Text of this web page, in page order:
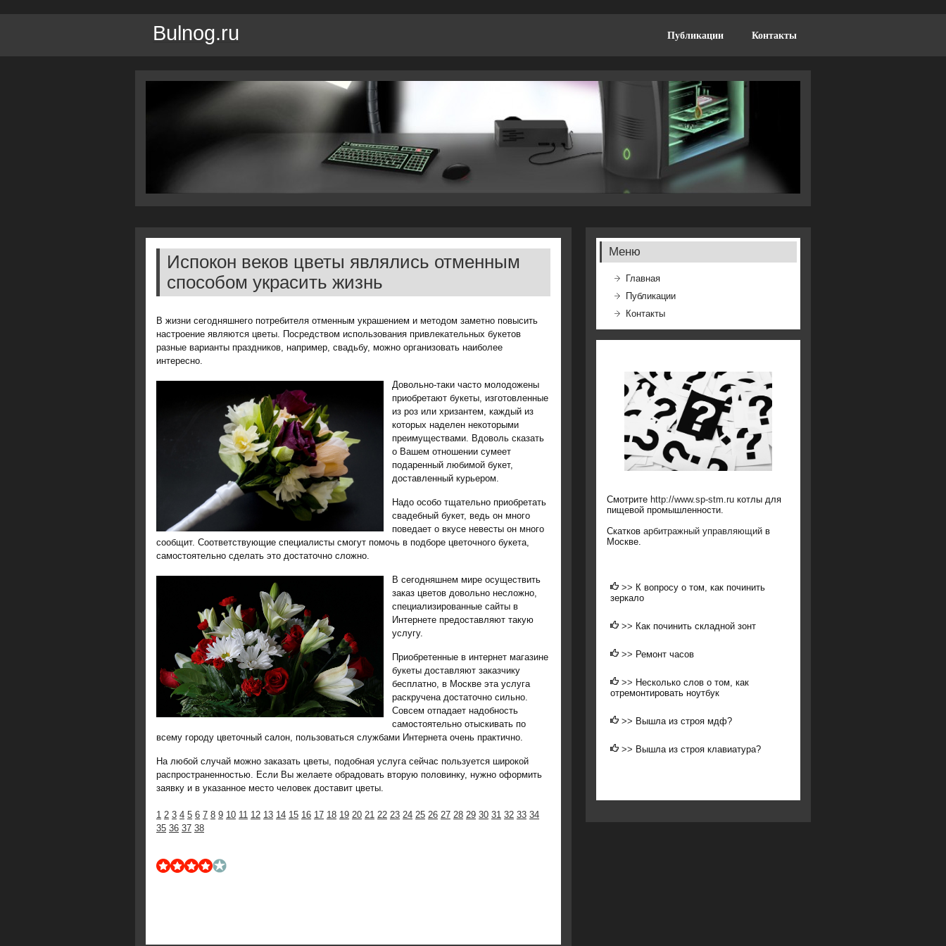
Bulnog.ru Публикации Контакты
Испокон веков цветы являлись отменным
способом украсить жизнь
В жизни сегодняшнего потребителя отменным украшением и методом заметно повысить
настроение являются цветы. Посредством использования привлекательных букетов
разные варианты праздников, например, свадьбу, можно организовать наиболее
интересно.
Довольно-таки часто молодожены
приобретают букеты, изготовленные
из роз или хризантем, каждый из
которых наделен некоторыми
преимуществами. Вдоволь сказать
о Вашем отношении сумеет
подаренный любимой букет,
доставленный курьером.
Надо особо тщательно приобретать
свадебный букет, ведь он много
поведает о вкусе невесты он много
сообщит. Соответствующие специалисты смогут помочь в подборе цветочного букета,
самостоятельно сделать это достаточно сложно.
В сегодняшнем мире осуществить
заказ цветов довольно несложно,
специализированные сайты в
Интернете предоставляют такую
услугу.
Приобретенные в интернет магазине
букеты доставляют заказчику
бесплатно, в Москве эта услуга
раскручена достаточно сильно.
Совсем отпадает надобность
самостоятельно отыскивать по
всему городу цветочный салон, пользоваться службами Интернета очень практично.
На любой случай можно заказать цветы, подобная услуга сейчас пользуется широкой
распространенностью. Если Вы желаете обрадовать вторую половинку, нужно оформить
заявку и в указанное место человек доставит цветы.
1 2 3 4 5 6 7 8 9 10 11 12 13 14 15 16 17 18 19 20 21 22 23 24 25 26 27 28 29 30 31 32 33 34
35 36 37 38
Меню
Главная
Публикации
Контакты
Смотрите http://www.sp-stm.ru котлы для
пищевой промышленности.
Скатков арбитражный управляющий в
Москве.
>> К вопросу о том, как починить
зеркало
>> Как починить складной зонт
>> Ремонт часов
>> Несколько слов о том, как
отремонтировать ноутбук
>> Вышла из строя мдф?
>> Вышла из строя клавиатура?